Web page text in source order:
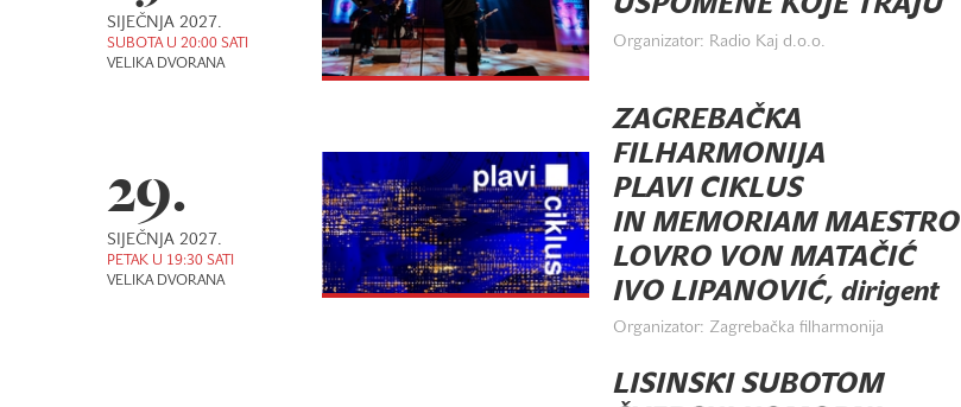
SIJEČNJA 2027.
SUBOTA U 20:00 SATI
VELIKA DVORANA
USPOMENE KOJE TRAJU
Organizator: Radio Kaj d.o.o.
29.
SIJEČNJA 2027.
PETAK U 19:30 SATI
VELIKA DVORANA
ZAGREBAČKA
FILHARMONIJA
PLAVI CIKLUS
IN MEMORIAM MAESTRO
LOVRO VON MATAČIĆ
IVO LIPANOVIĆ, dirigent
Organizator: Zagrebačka filharmonija
LISINSKI SUBOTOM